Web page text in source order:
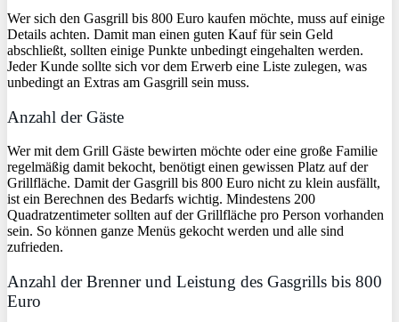
Wer sich den Gasgrill bis 800 Euro kaufen möchte, muss auf einige
Details achten. Damit man einen guten Kauf für sein Geld
abschließt, sollten einige Punkte unbedingt eingehalten werden.
Jeder Kunde sollte sich vor dem Erwerb eine Liste zulegen, was
unbedingt an Extras am Gasgrill sein muss.
Anzahl der Gäste
Wer mit dem Grill Gäste bewirten möchte oder eine große Familie
regelmäßig damit bekocht, benötigt einen gewissen Platz auf der
Grillfläche. Damit der Gasgrill bis 800 Euro nicht zu klein ausfällt,
ist ein Berechnen des Bedarfs wichtig. Mindestens 200
Quadratzentimeter sollten auf der Grillfläche pro Person vorhanden
sein. So können ganze Menüs gekocht werden und alle sind
zufrieden.
Anzahl der Brenner und Leistung des Gasgrills bis 800
Euro